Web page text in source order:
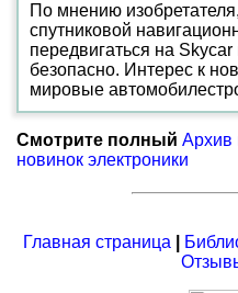
По мнению
спутниковой
передвигаться на
безопасно. Интерес к
мировые
Смотрите полный Архив
новинок электроники
Главная страница